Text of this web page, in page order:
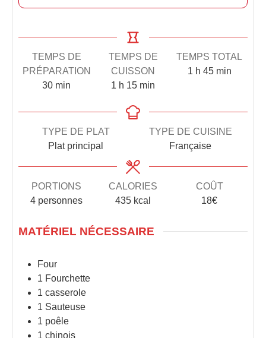
TEMPS DE
PRÉPARATION
30minutes
min
TEMPS DE
CUISSON
1 heure
h 15minutes
min
TEMPS TOTAL
1 heure
h 45minutes
min
TYPE DE PLAT
Plat principal
TYPE DE CUISINE
Française
PORTIONS
4 personnes
CALORIES
435 kcal
COÛT
18€
MATÉRIEL NÉCESSAIRE
Four
1 Fourchette
1 casserole
1 Sauteuse
1 poêle
1 chinois